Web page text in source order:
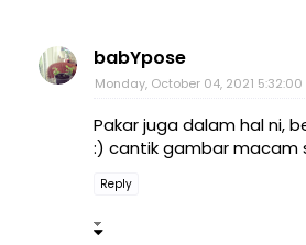
babYpose
Monday, October 04, 2021 5:32:00
Pakar juga dalam hal ni,
:) cantik gambar macam
Reply